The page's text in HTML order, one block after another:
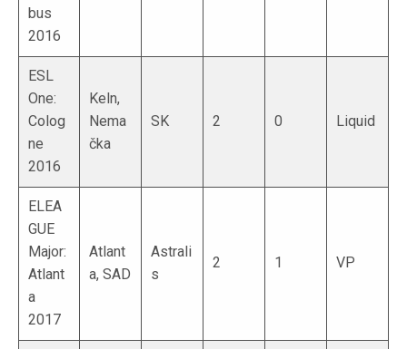
bus
2016
ESL
One:
Colog
ne
2016
Keln,
Nema
čka
SK 2 0 Liquid
ELEA
GUE
Major:
Atlant
a
2017
Atlant
a, SAD
Astrali
s
2 1 VP